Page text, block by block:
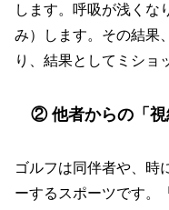
します。呼吸が浅くな
み）します。その結果
り、結果としてミショ
② 他者からの「視
ゴルフは同伴者や、時
ーするスポーツです。